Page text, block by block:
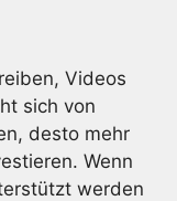
Videos
sich von
desto mehr
Wenn
werden